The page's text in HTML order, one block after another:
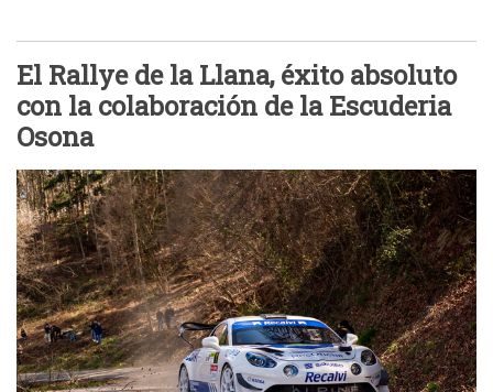
El Rallye de la Llana, éxito absoluto
con la colaboración de la Escuderia
Osona